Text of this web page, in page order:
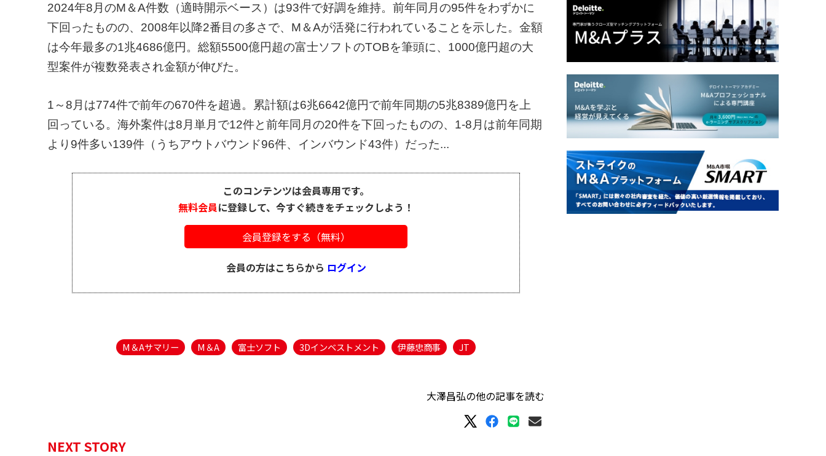
2024年8月のM＆A件数（適時開示ベース）は93件で好調を維持。前年同月の95件をわずかに
下回ったものの、2008年以降2番目の多さで、M＆Aが活発に行われていることを示した。金額
は今年最多の1兆4686億円。総額5500億円超の富士ソフトのTOBを筆頭に、1000億円超の大
型案件が複数発表され金額が伸びた。
1～8月は774件で前年の670件を超過。累計額は6兆6642億円で前年同期の5兆8389億円を上
回っている。海外案件は8月単月で12件と前年同月の20件を下回ったものの、1-8月は前年同期
より9件多い139件（うちアウトバウンド96件、インバウンド43件）だった...
このコンテンツは会員専用です。
無料会員に登録して、今すぐ続きをチェックしよう！
会員登録をする（無料）
会員の方はこちらから ログイン
M＆Aサマリー M＆A 富士ソフト 3Dインベストメント 伊藤忠商事 JT
大澤昌弘の他の記事を読む
NEXT STORY